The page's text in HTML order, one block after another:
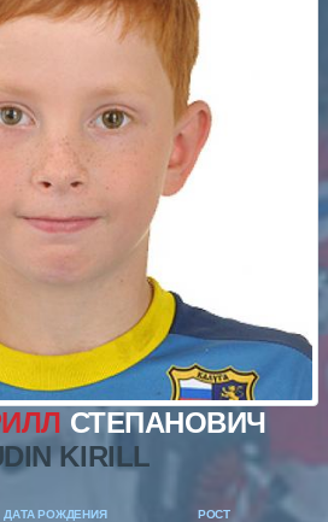
СТЕПАНОВИЧ
KIRILL
ДАТА РОЖДЕНИЯ РОСТ